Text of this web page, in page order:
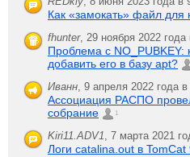
Как «замокать» файл для
fhunter, 29 ноября 2022
Проблема с NO_PUBKEY:
добавить его в базу apt?
Иванн 9 апреля 2022 года
Ассоциация РАСПО
собрание
1
Kiri11.ADV1 7 марта 2021
Логи catalina.out в